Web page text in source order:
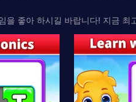
좋아 하시길 바랍니다! 지금 최